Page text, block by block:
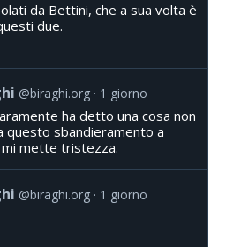
da Bettini, che a sua volta è
due.
@biraghi.org 1 giorno
ha detto una cosa non
questo sbandieramento a
mette tristezza.
@biraghi.org 1 giorno